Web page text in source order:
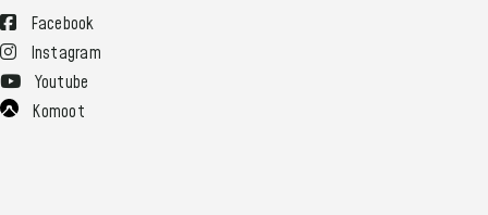
Facebook
Instagram
Youtube
Komoot